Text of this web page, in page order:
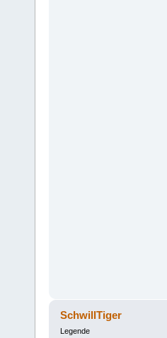
SchwillTiger
Legende